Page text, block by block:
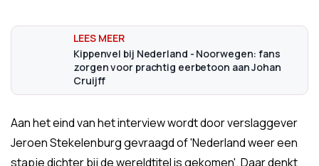
Kippenvel bij Nederland - Noorwegen: fans
zorgen voor prachtig eerbetoon aan Johan
Cruijff
Aan het eind van het interview wordt door verslaggever
Jeroen Stekelenburg gevraagd of 'Nederland weer een
stapje dichter bij de wereldtitel is gekomen'. Daar denkt